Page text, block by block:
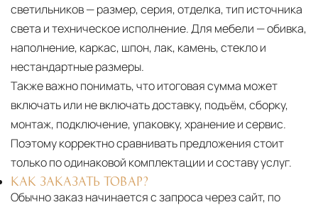
светильников — размер, серия, отделка, тип источника
света и техническое исполнение. Для мебели — обивка,
наполнение, каркас, шпон, лак, камень, стекло и
нестандартные размеры.
Также важно понимать, что итоговая сумма может
включать или не включать доставку, подъём, сборку,
монтаж, подключение, упаковку, хранение и сервис.
Поэтому корректно сравнивать предложения стоит
только по одинаковой комплектации и составу услуг.
КАК ЗАКАЗАТЬ ТОВАР?
Обычно заказ начинается с запроса через сайт, по